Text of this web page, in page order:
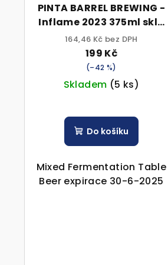
PINTA BARREL BREWING -
Inflame 2023 375ml sklo
6,5% alk.
164,46 Kč bez DPH
199 Kč
(–42 %)
Skladem (5 ks)
Do košíku
Mixed Fermentation Table
Beer expirace 30-6-2025